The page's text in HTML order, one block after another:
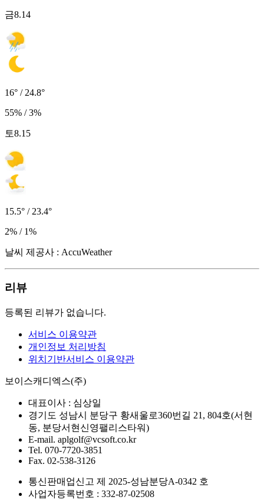
금8.14
16° / 24.8°
55% / 3%
토8.15
15.5° / 23.4°
2% / 1%
날씨 제공사 : AccuWeather
리뷰
등록된 리뷰가 없습니다.
서비스 이용약관
개인정보 처리방침
위치기반서비스 이용약관
보이스캐디엑스(주)
대표이사 : 심상일
경기도 성남시 분당구 황새울로360번길 21, 804호(서현
동, 분당서현신영팰리스타워)
E-mail. aplgolf@vcsoft.co.kr
Tel. 070-7720-3851
Fax. 02-538-3126
통신판매업신고 제 2025-성남분당A-0342 호
사업자등록번호 : 332-87-02508